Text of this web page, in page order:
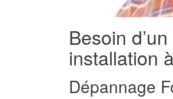
Besoin
installation
Dépannage